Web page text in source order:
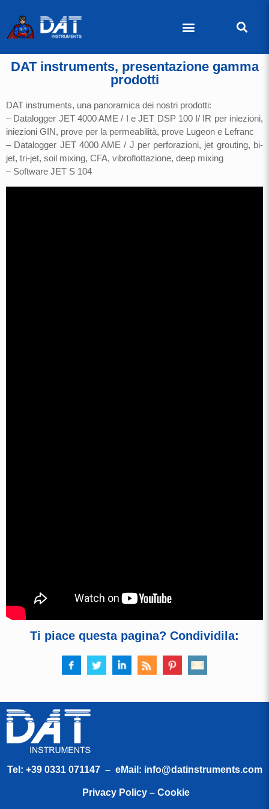
DAT instruments, presentazione gamma
prodotti
DAT instruments, una panoramica dei nostri prodotti:
– Datalogger JET 4000 AME / I e JET DSP 100 I/ IR per iniezioni,
iniezioni GIN, prove per la permeabilità, prove Lugeon e Lefranc
– Datalogger JET 4000 AME / J per perforazioni, jet grouting, bi-
jet, tri-jet, soil mixing, CFA, vibroflottazione, deep mixing
– Software JET S 104
Ti piace questa pagina? Condividila:
Tel: +39 0331 071147– eMail: info@datinstruments.com
Privacy Policy – Cookie